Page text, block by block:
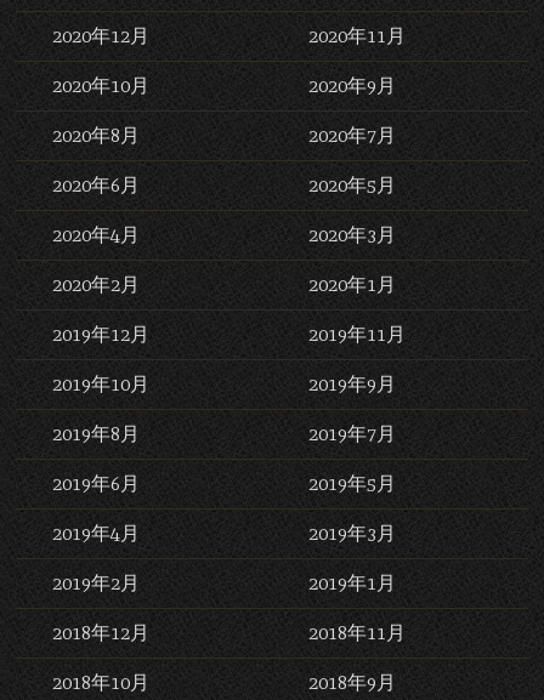
2020年12月 2020年11月
2020年10月 2020年9月
2020年8月 2020年7月
2020年6月 2020年5月
2020年4月 2020年3月
2020年2月 2020年1月
2019年12月 2019年11月
2019年10月 2019年9月
2019年8月 2019年7月
2019年6月 2019年5月
2019年4月 2019年3月
2019年2月 2019年1月
2018年12月 2018年11月
2018年10月 2018年9月